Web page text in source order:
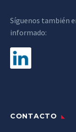
Síguenos también
informado:
CONTACTO